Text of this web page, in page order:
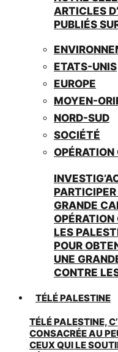
ARTICLES
PUBLIÉS
ETATS-UNIS
EUROPE
MOYEN-
NORD-SUD
SOCIÉTÉ
GRANDE
LES
POUR
UNE
CONTRE
TÉLÉ PALESTINE
TÉLÉ PALESTINE,
CONSACRÉE AU
CEUX QUI LE